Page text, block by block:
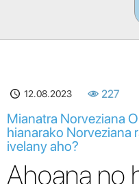
12.08.2023 227
Mianatra Norveziana
hianarako Norveziana
ivelany aho?
Ahoana no